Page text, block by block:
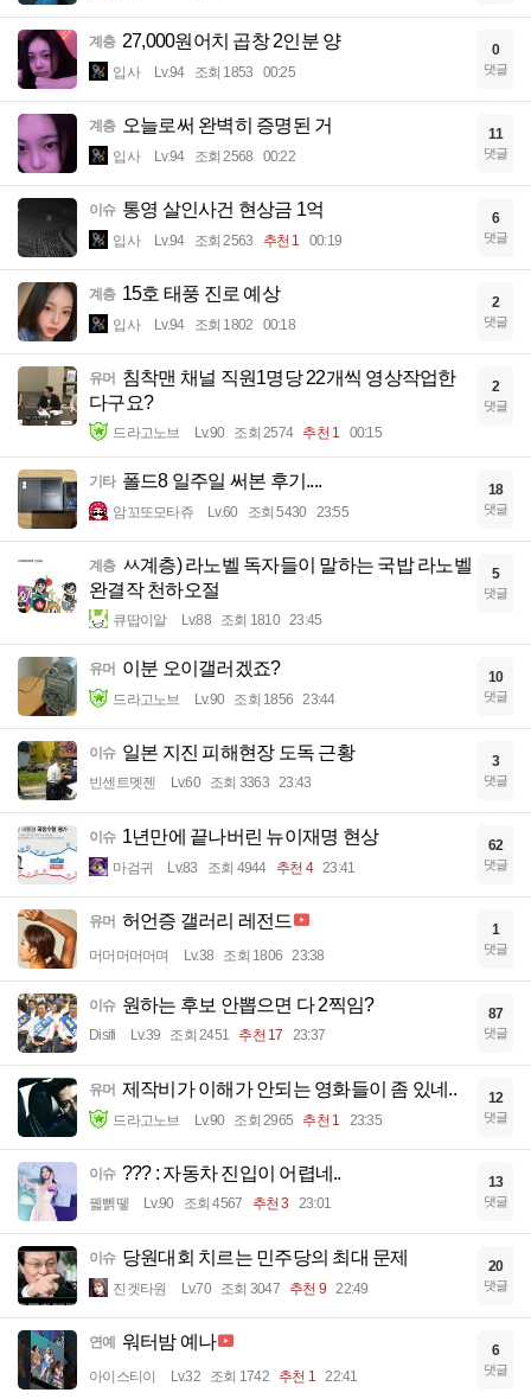
계층 27,000원어치 곱창 2인분 양
입사 Lv.94 조회 1853 00:25
0
댓글
계층 오늘로써 완벽히 증명된 거
입사 Lv.94 조회 2568 00:22
11
댓글
이슈 통영 살인사건 현상금 1억
입사 Lv.94 조회 2563 추천 1 00:19
6
댓글
계층 15호 태풍 진로 예상
입사 Lv.94 조회 1802 00:18
2
댓글
유머 침착맨 채널 직원1명당 22개씩 영상작업한
다구요?
드라고노브 Lv.90 조회 2574 추천 1 00:15
2
댓글
기타 폴드8 일주일 써본 후기....
암꼬또모타쥬 Lv.60 조회 5430 23:55
18
댓글
계층 ㅆ계층) 라노벨 독자들이 말하는 국밥 라노벨
완결작 천하오절
큐땁이알 Lv.88 조회 1810 23:45
5
댓글
유머 이분 오이갤러겠죠?
드라고노브 Lv.90 조회 1856 23:44
10
댓글
이슈 일본 지진 피해현장 도독 근황
빈센트멧젠 Lv.60 조회 3363 23:43
3
댓글
이슈 1년만에 끝나버린 뉴이재명 현상
마검귀 Lv.83 조회 4944 추천 4 23:41
62
댓글
유머 허언증 갤러리 레전드
머머머머머며 Lv.38 조회 1806 23:38
1
댓글
이슈 원하는 후보 안뽑으면 다 2찍임?
Disifi Lv.39 조회 2451 추천 17 23:37
87
댓글
유머 제작비가 이해가 안되는 영화들이 좀 있네..
드라고노브 Lv.90 조회 2965 추천 1 23:35
12
댓글
이슈 ??? : 자동차 진입이 어렵네..
꿻뻵뗗 Lv.90 조회 4567 추천 3 23:01
13
댓글
이슈 당원대회 치르는 민주당의 최대 문제
진겟타원 Lv.70 조회 3047 추천 9 22:49
20
댓글
연예 워터밤 예나
아이스티이 Lv.32 조회 1742 추천 1 22:41
6
댓글